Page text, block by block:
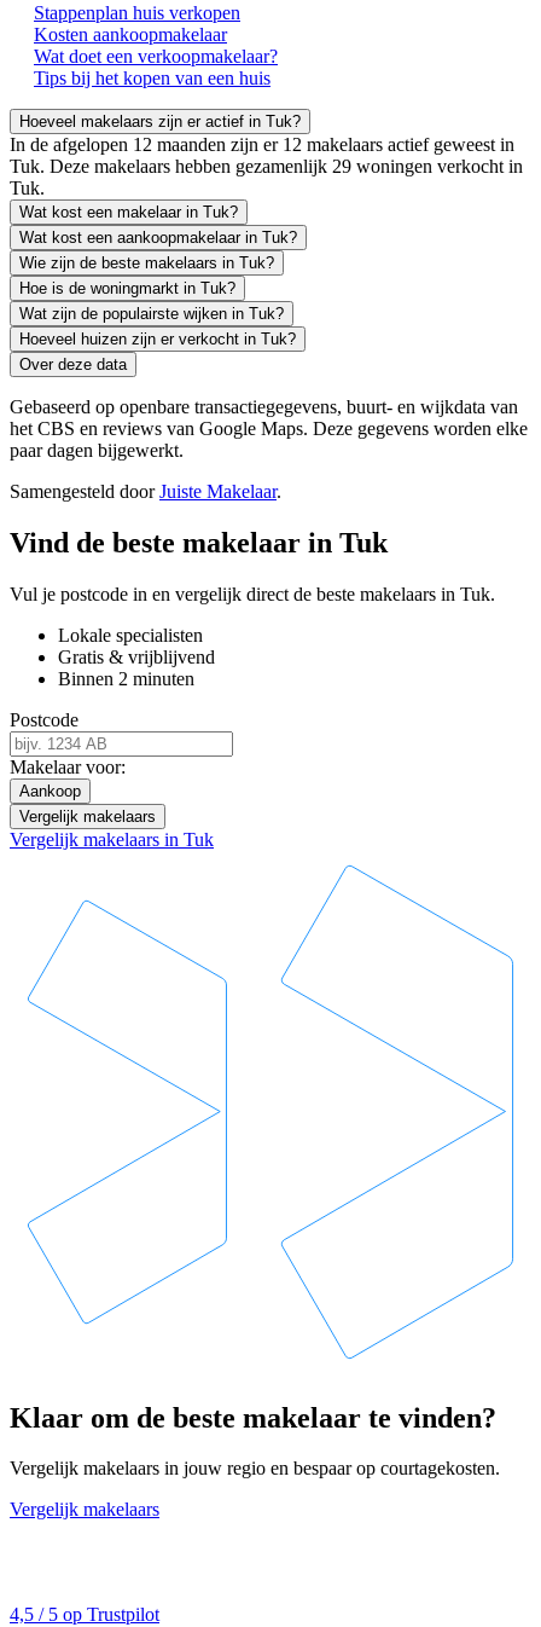
Stappenplan huis verkopen
Kosten aankoopmakelaar
Wat doet een verkoopmakelaar?
Tips bij het kopen van een huis
Hoeveel makelaars zijn er actief in Tuk?
In de afgelopen 12 maanden zijn er 12 makelaars actief geweest in
Tuk. Deze makelaars hebben gezamenlijk 29 woningen verkocht in
Tuk.
Wat kost een makelaar in Tuk?
Wat kost een aankoopmakelaar in Tuk?
Wie zijn de beste makelaars in Tuk?
Hoe is de woningmarkt in Tuk?
Wat zijn de populairste wijken in Tuk?
Hoeveel huizen zijn er verkocht in Tuk?
Over deze data
Gebaseerd op openbare transactiegegevens, buurt- en wijkdata van
het CBS en reviews van Google Maps. Deze gegevens worden elke
paar dagen bijgewerkt.
Samengesteld doorJuiste Makelaar.
Vind de beste makelaar in Tuk
Vul je postcode in en vergelijk direct de beste makelaars in Tuk.
Lokale specialisten
Gratis & vrijblijvend
Binnen 2 minuten
Postcode
Makelaar voor:
Aankoop
Vergelijk makelaars
Vergelijk makelaars in Tuk
Klaar om de beste makelaar te vinden?
Vergelijk makelaars in jouw regio en bespaar op courtagekosten.
Vergelijk makelaars
4,5 / 5 op Trustpilot